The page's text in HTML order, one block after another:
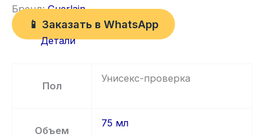
Бренд:Guerlain
📱 Заказать в WhatsApp
Детали
Пол
Унисекс-проверка
Объем
75 мл